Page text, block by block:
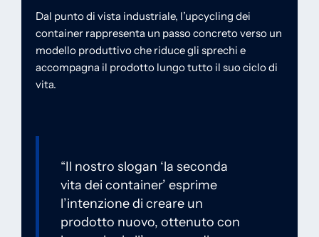
Dal punto di vista industriale, l’upcycling dei
container rappresenta un passo concreto verso un
modello produttivo che riduce gli sprechi e
accompagna il prodotto lungo tutto il suo ciclo di
vita.
“Il nostro slogan ‘la seconda
vita dei container’ esprime
l’intenzione di creare un
prodotto nuovo, ottenuto con